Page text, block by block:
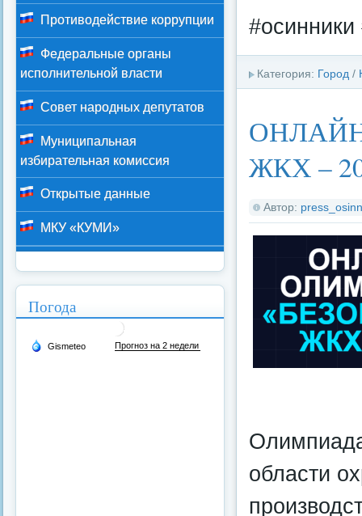
#осинники
Категория: Город /
ЖКХ –
Автор:
области
Противодействие коррупции
Федеральные органы
исполнительной власти
Совет народных депутатов
Муниципальная
избирательная комиссия
Открытые данные
МКУ «КУМИ»
Погода